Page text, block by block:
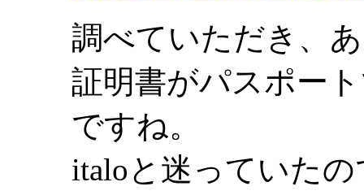
調べていただき、
証明書がパスポー
ですね。
italoと迷っていたの